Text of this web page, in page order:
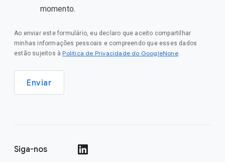
momento.
Ao enviar este formulário, eu declaro que aceito compartilhar
minhas informações pessoais e compreendo que esses dados
estão sujeitos à Política de Privacidade do GoogleNone.
Enviar
Siga-nos